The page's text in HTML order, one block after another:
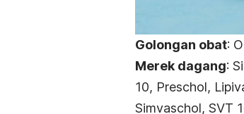
Golongan obat:
Merek dagang:
10, Preschol,
Simvaschol, SVT